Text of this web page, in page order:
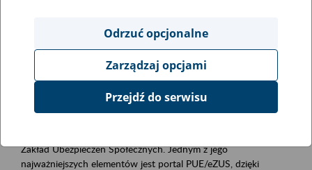
Obszar merytoryczny
obsługa klientów
Opis wydarzenia
Platforma Usług Elektronicznych ZUS eZUS
Zakład Ubezpieczeń Społecznych. Jednym z jego
najważniejszych elementów jest portal PUE/eZUS, dzięki
Odrzuć opcjonalne
Zarządzaj opcjami
Przejdź do serwisu